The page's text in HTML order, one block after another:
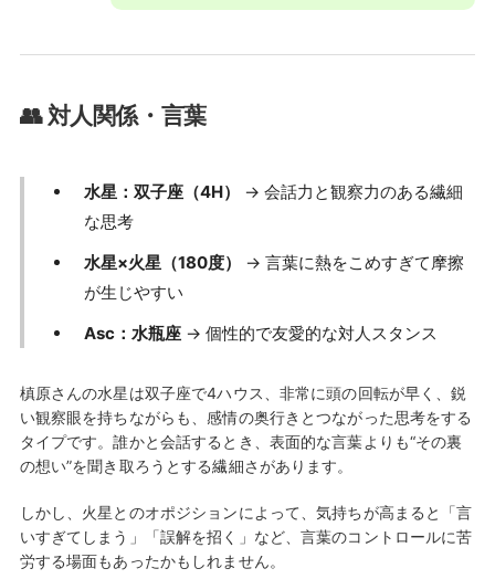
👥 対人関係・言葉
水星：双子座（4H）
→ 会話力と観察力のある繊細
な思考
水星×火星（180度）
→ 言葉に熱をこめすぎて摩擦
が生じやすい
Asc：水瓶座→ 個性的で友愛的な対人スタンス
槙原さんの水星は双子座で4ハウス、非常に頭の回転が早く、鋭
い観察眼を持ちながらも、感情の奥行きとつながった思考をする
タイプです。誰かと会話するとき、表面的な言葉よりも“その裏
の想い”を聞き取ろうとする繊細さがあります。
しかし、火星とのオポジションによって、気持ちが高まると「言
いすぎてしまう」「誤解を招く」など、言葉のコントロールに苦
労する場面もあったかもしれません。